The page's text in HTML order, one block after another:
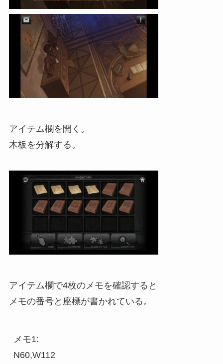
アイテム欄を開く。
木板を分解する。
アイテム欄で4枚のメモを確認すると
メモの番号と座標が書かれている。
メモ1:
N60,W112